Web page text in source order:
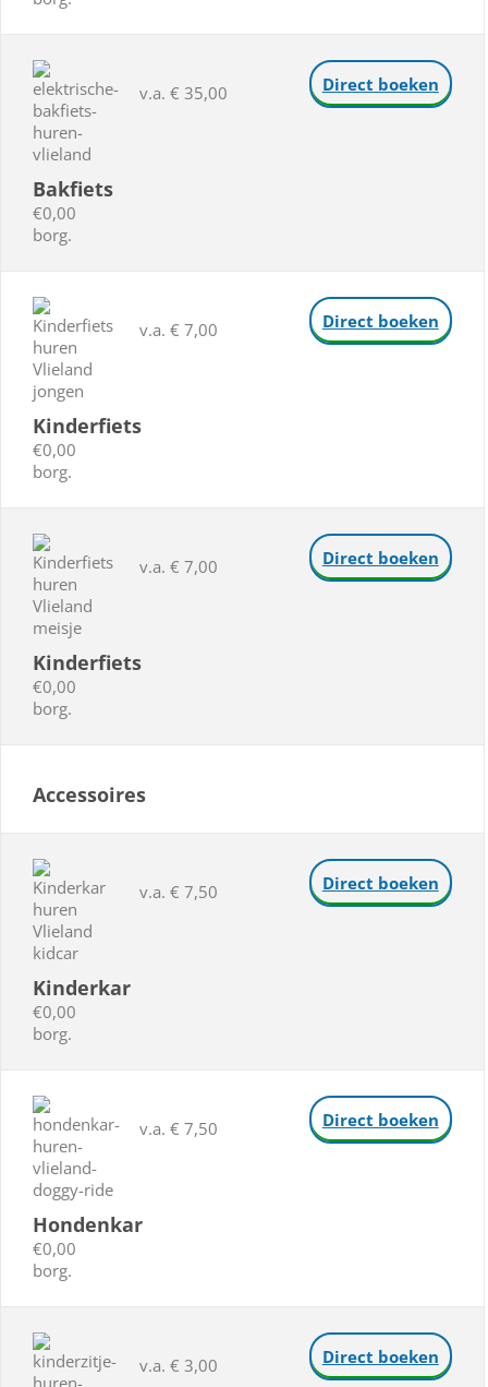
Bakfiets
€0,00
borg.
v.a. € 35,00 Direct boeken
Kinderfiets
€0,00
borg.
v.a. € 7,00 Direct boeken
Kinderfiets
€0,00
borg.
v.a. € 7,00 Direct boeken
Accessoires
Kinderkar
€0,00
borg.
v.a. € 7,50 Direct boeken
Hondenkar
€0,00
borg.
v.a. € 7,50 Direct boeken
v.a. € 3,00 Direct boeken